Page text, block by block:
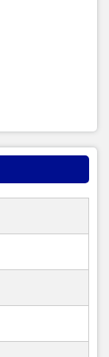
Dalite tỷ lệ 16:9
của các nội
hợp sử dụng
phim Home
ra sẽ tràn viền,
nhất do không